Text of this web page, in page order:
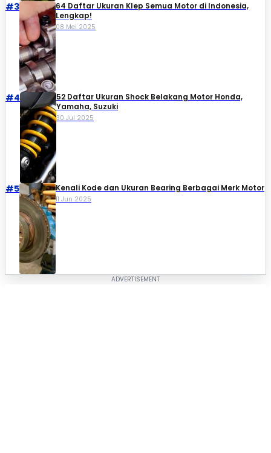
#3
64 Daftar Ukuran Klep Semua Motor di Indonesia,
Lengkap!
08 Mei 2025
#4
52 Daftar Ukuran Shock Belakang Motor Honda,
Yamaha, Suzuki​
30 Jul 2025
#5 Kenali Kode dan Ukuran Bearing Berbagai Merk Motor
11 Jun 2025